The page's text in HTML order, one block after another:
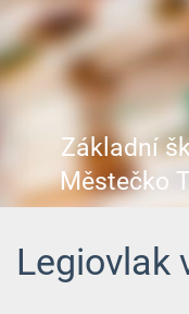
Základní
Městečko
Legiovlak